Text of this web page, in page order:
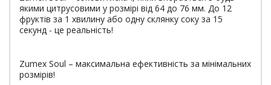
якими цитрусовими у розмірі від 64 до 76 мм. До 12
фруктів за 1 хвилину або одну склянку соку за 15
секунд - це реальність!
Zumex Soul – максимальна ефективність за мінімальних
розмірів!